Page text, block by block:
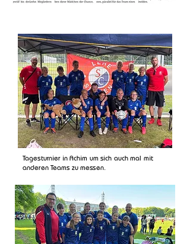
Tagesturnier in Achim um sich auch mal mit
anderen Teams zu messen.